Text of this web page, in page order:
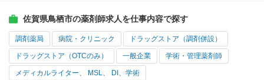
佐賀県鳥栖市の薬剤師求人を仕事内容で探す
調剤薬局 病院・クリニック ドラッグストア（調剤併設）
ドラッグストア（OTCのみ） 一般企業 学術・管理薬剤師
メディカルライター、 MSL、 DI、学術